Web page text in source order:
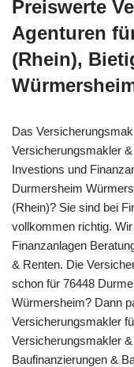
Preiswerte
Agenturen
(Rhein),
Das
Versicherungsmakler
Investions und
Durmersheim
(Rhein)? Sie sind bei
vollkommen richtig.
Finanzanlagen
& Renten. Die
schon für 76448
Würmersheim? Dann
Versicherungsmakler
Versicherungsmakler
Baufinanzierungen &